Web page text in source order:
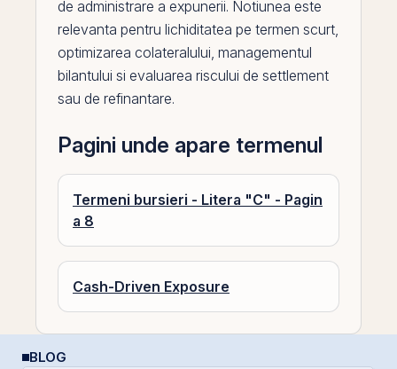
de administrare a expunerii. Notiunea este
relevanta pentru lichiditatea pe termen scurt,
optimizarea colateralului, managementul
bilantului si evaluarea riscului de settlement
sau de refinantare.
Pagini unde apare termenul
Termeni bursieri - Litera "C" - Pagin
a 8
Cash-Driven Exposure
BLOG